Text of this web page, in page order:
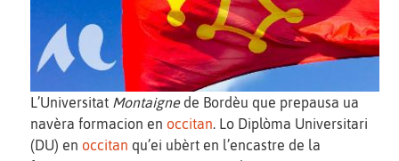
L’Universitat Montaignede Bordèu que prepausa ua
navèra formacion en occitan . Lo Diplòma Universitari
(DU) en occitan qu’ei ubèrt en l’encastre de la